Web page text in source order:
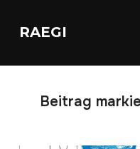
RAEGI
Beitrag